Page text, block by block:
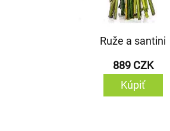
Ruže a santini
889 CZK
Kúpiť